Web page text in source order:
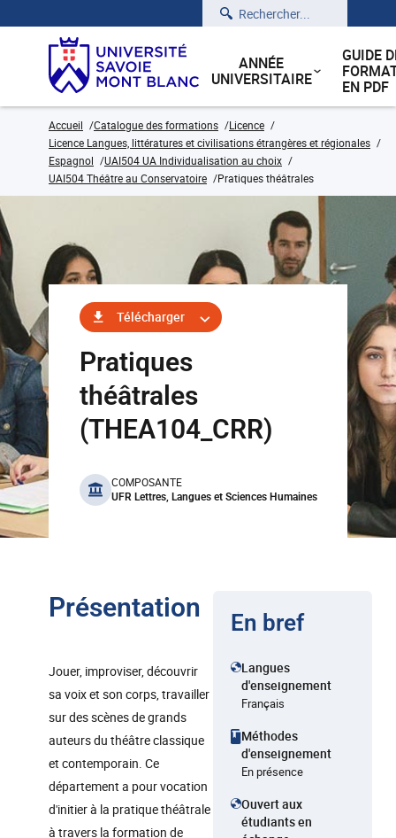
Rechercher
ANNÉE
UNIVERSITAIRE
GUIDE
EN PDF
Accueil Catalogue des formations
Licence
Licence Langues, littératures et civilisations étrangères et régionales
Espagnol
UAI504 UA Individualisation au choix
UAI504 Théâtre au Conservatoire
Pratiques théâtrales
Télécharger
Pratiques
théâtrales
(THEA104_CRR)
benefits
COMPOSANTE
UFR Lettres, Langues et Sciences Humaines
Présentation
Jouer, improviser, découvrir
sa voix et son corps, travailler
sur des scènes de grands
auteurs du théâtre classique
et contemporain. Ce
département a pour vocation
d'initier à la pratique théâtrale
à travers la formation de
En bref
Langues
d'enseignement
Français
Méthodes
d'enseignement
En présence
Ouvert aux
étudiants en